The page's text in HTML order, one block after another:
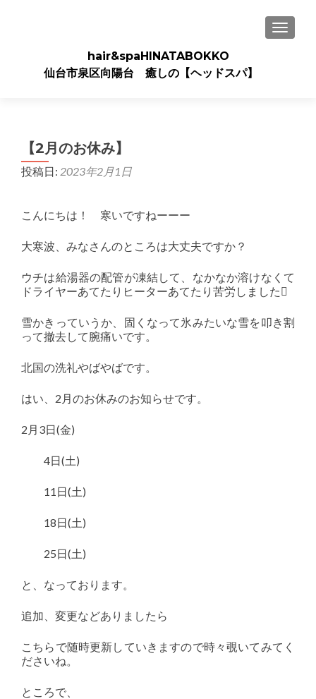
ナビゲ
hair&spaHINATABOKKO
仙台市泉区向陽台 癒しの【ヘッドスパ】
【2月のお休み】
投稿日: 2023年2月1日
こんにちは！ 寒いですねーーー
大寒波、みなさんのところは大丈夫ですか？
ウチは給湯器の配管が凍結して、なかなか溶けなくて
ドライヤーあてたりヒーターあてたり苦労しました
雪かきっていうか、固くなって氷みたいな雪を叩き割
って撤去して腕痛いです。
北国の洗礼やばやばです。
はい、2月のお休みのお知らせです。
2月3日(金)
4日(土)
11日(土)
18日(土)
25日(土)
と、なっております。
追加、変更などありましたら
こちらで随時更新していきますので時々覗いてみてく
ださいね。
ところで、